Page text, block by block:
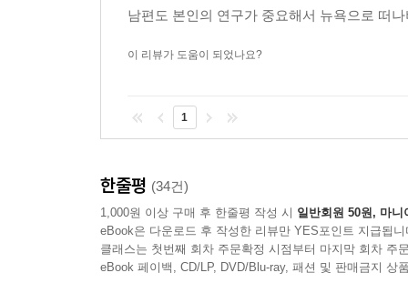
남편도 본인의 연구가 중요해서 뉴욕으로 떠
이 리뷰가 도움이 되었나요?
1
한줄평 (34건)
1,000원 이상 구매 후 한줄평 작성 시 일반회원 50원, 마니
eBook은 다운로드 후 작성한 리뷰만 YES포인트 지급됩니
클래스는 첫번째 회차 주문확정 시점부터 마지막 회차 주
eBook 페이백, CD/LP, DVD/Blu-ray, 패션 및 판매금지 상